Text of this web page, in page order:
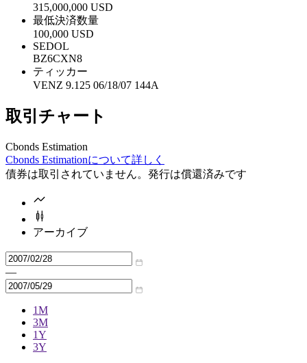
315,000,000 USD
最低決済数量
100,000 USD
SEDOL
BZ6CXN8
ティッカー
VENZ 9.125 06/18/07 144A
取引チャート
Cbonds Estimation
Cbonds Estimationについて詳しく
債券は取引されていません。発行は償還済みです
アーカイブ
—
1M
3M
1Y
3Y